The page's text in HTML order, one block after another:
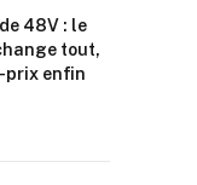
48V : le
tout,
prix enfin